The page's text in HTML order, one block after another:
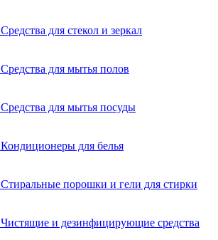
Средства для стекол и зеркал
Средства для мытья полов
Средства для мытья посуды
Кондиционеры для белья
Стиральные порошки и гели для стирки
Чистящие и дезинфицирующие средства